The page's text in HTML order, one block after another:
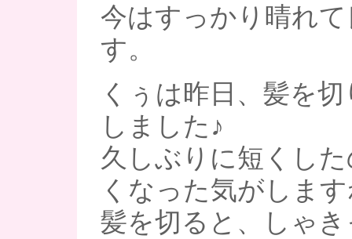
今はすっかり晴れ
す。
くぅは昨日、髪を
しました♪
久しぶりに短くし
くなった気がしま
髪を切ると、しゃ